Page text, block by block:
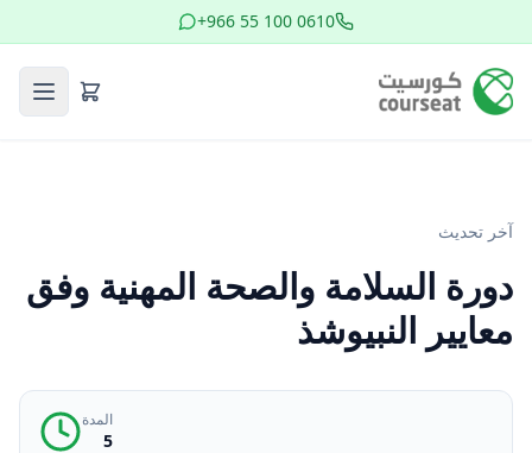
+966 55 100 0610
آخر تحديث
دورة السلامة والصحة المهنية وفق
معايير النبيوشذ
المدة
5